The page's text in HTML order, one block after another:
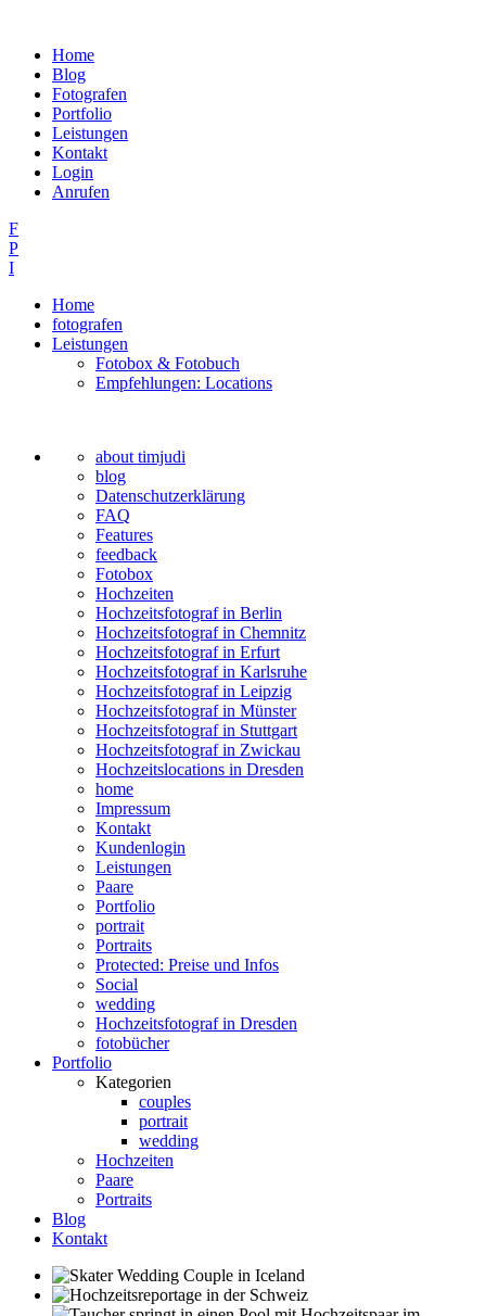
Home
Blog
Fotografen
Portfolio
Leistungen
Kontakt
Login
Anrufen
F
P
I
Home
fotografen
Leistungen
Fotobox & Fotobuch
Empfehlungen: Locations
about timjudi
blog
Datenschutzerklärung
FAQ
Features
feedback
Fotobox
Hochzeiten
Hochzeitsfotograf in Berlin
Hochzeitsfotograf in Chemnitz
Hochzeitsfotograf in Erfurt
Hochzeitsfotograf in Karlsruhe
Hochzeitsfotograf in Leipzig
Hochzeitsfotograf in Münster
Hochzeitsfotograf in Stuttgart
Hochzeitsfotograf in Zwickau
Hochzeitslocations in Dresden
home
Impressum
Kontakt
Kundenlogin
Leistungen
Paare
Portfolio
portrait
Portraits
Protected: Preise und Infos
Social
wedding
Hochzeitsfotograf in Dresden
fotobücher
Portfolio
Kategorien
couples
portrait
wedding
Hochzeiten
Paare
Portraits
Blog
Kontakt